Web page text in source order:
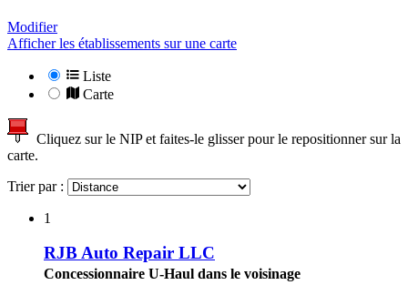
Modifier
Afficher les établissements sur une carte
Liste
Carte
Cliquez sur le NIP et faites-le glisser pour le repositionner sur la
carte.
Trier par :
1
RJB Auto Repair LLC
Concessionnaire U-Haul dans le voisinage